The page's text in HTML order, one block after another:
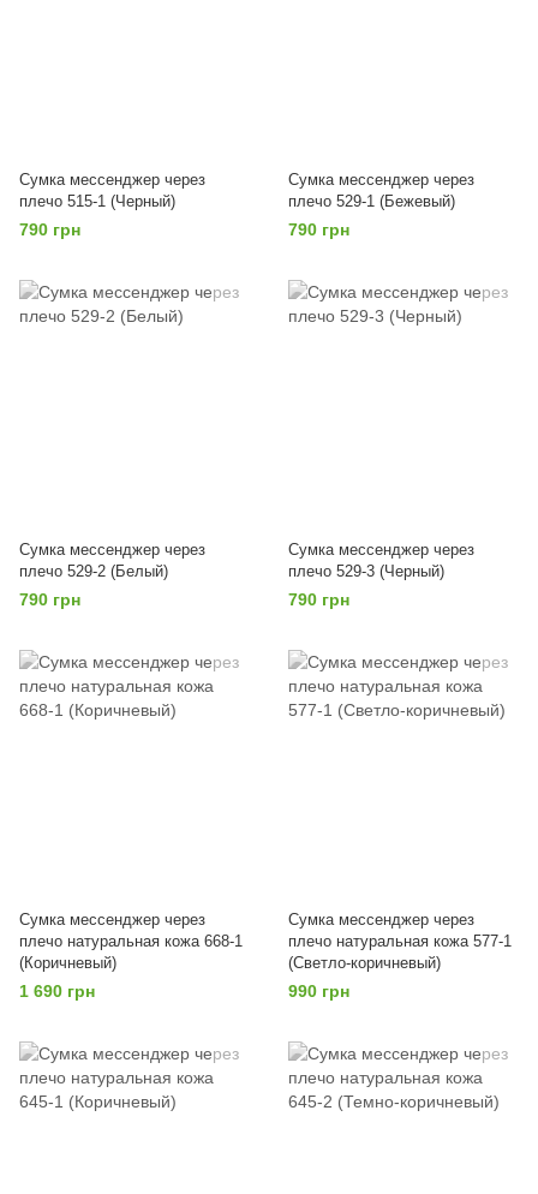
Сумка мессенджер через
плечо 515-1 (Черный)
790 грн
Сумка мессенджер через
плечо 529-1 (Бежевый)
790 грн
Сумка мессенджер через
плечо 529-2 (Белый)
790 грн
Сумка мессенджер через
плечо 529-3 (Черный)
790 грн
Сумка мессенджер через
плечо натуральная кожа 668-1
(Коричневый)
1 690 грн
Сумка мессенджер через
плечо натуральная кожа 577-1
(Светло-коричневый)
990 грн